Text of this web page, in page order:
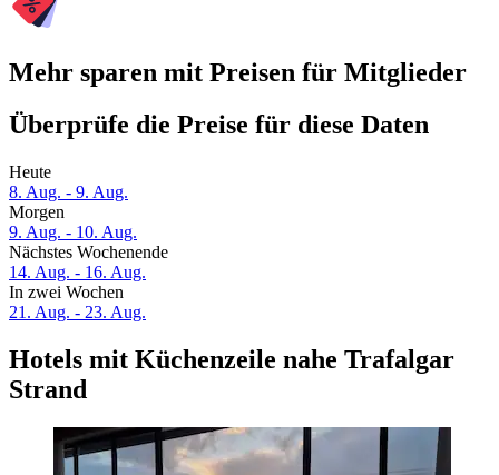
Mehr sparen mit Preisen für Mitglieder
Überprüfe die Preise für diese Daten
Heute
8. Aug. - 9. Aug.
Morgen
9. Aug. - 10. Aug.
Nächstes Wochenende
14. Aug. - 16. Aug.
In zwei Wochen
21. Aug. - 23. Aug.
Hotels mit Küchenzeile nahe Trafalgar
Strand